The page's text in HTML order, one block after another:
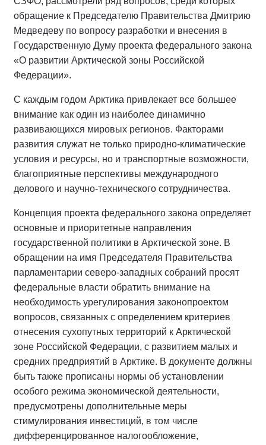
обращение к Председателю Правительства Дмитрию
Медведеву по вопросу разработки и внесения в
Государственную Думу проекта федерального закона
«О развитии Арктической зоны Российской
Федерации».
С каждым годом Арктика привлекает все большее
внимание как один из наиболее динамично
развивающихся мировых регионов. Факторами
развития служат не только природно-климатические
условия и ресурсы, но и транспортные возможности,
благоприятные перспективы международного
делового и научно-технического сотрудничества.
Концепция проекта федерального закона определяет
основные и приоритетные направления
государственной политики в Арктической зоне. В
обращении на имя Председателя Правительства
парламентарии северо-западных собраний просят
федеральные власти обратить внимание на
необходимость урегулирования законопроектом
вопросов, связанных с определением критериев
отнесения сухопутных территорий к Арктической
зоне Российской Федерации, с развитием малых и
средних предприятий в Арктике. В документе должны
быть также прописаны нормы об установлении
особого режима экономической деятельности,
предусмотрены дополнительные меры
стимулирования инвестиций, в том числе
дифференцированное налогообложение,